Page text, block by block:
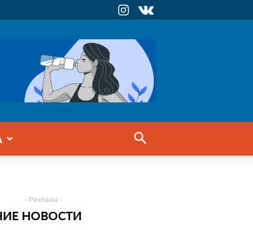
- Реклама -
НОВОСТИ